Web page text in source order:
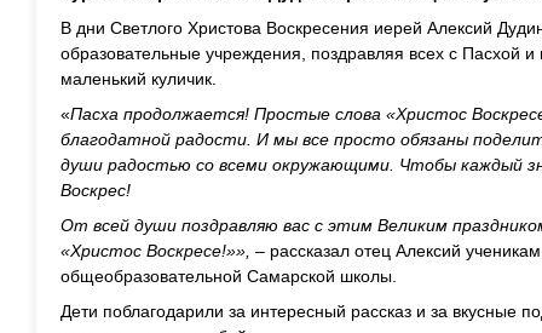
В дни Светлого Христова Воскресения иерей Алексий
образовательные учреждения, поздравляя всех с Пасхой и
маленький куличик.
«Пасха продолжается! Простые слова «Христос
благодатной радости. И мы все просто обязаны
души радостью со всеми окружающими. Чтобы каждый
Воскрес!
От всей души поздравляю вас с этим Великим
«Христос Воскресе!»», – рассказал отец Алексий
общеобразовательной Самарской школы.
Дети поблагодарили за интересный рассказ и за вкусные